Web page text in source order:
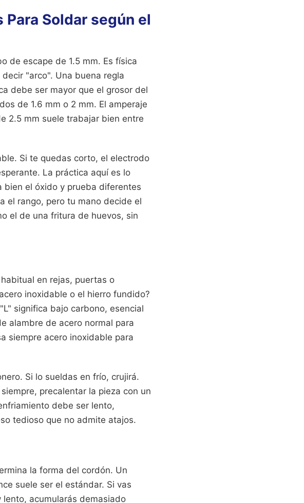
Para Soldar según el
de escape de 1.5 mm. Es física
"arco". Una buena regla
debe ser mayor que el grosor del
de 1.6 mm o 2 mm. El amperaje
2.5 mm suele trabajar bien entre
Si te quedas corto, el electrodo
La práctica aquí es lo
bien el óxido y prueba diferentes
el rango, pero tu mano decide el
el de una fritura de huevos, sin
en rejas, puertas o
inoxidable o el hierro fundido?
significa bajo carbono, esencial
alambre de acero normal para
siempre acero inoxidable para
Si lo sueldas en frío, crujirá.
precalentar la pieza con un
debe ser lento,
tedioso que no admite atajos.
la forma del cordón. Un
suele ser el estándar. Si vas
acumularás demasiado